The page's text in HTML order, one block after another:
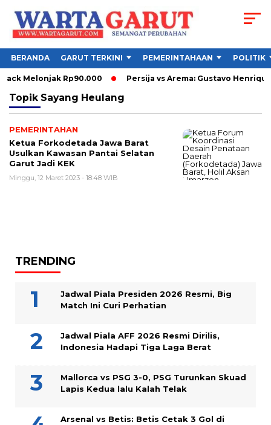
BERANDA GARUT TERKINI PEMERINTAHAAN POLITIK
Melonjak Rp90.000 Persija vs Arema: Gustavo
Topik Sayang Heulang
PEMERINTAHAN
Ketua Forkodetada Jawa Barat
Usulkan Kawasan Pantai Selatan
Garut Jadi KEK
Minggu, 12 Maret 2023 - 18:48 WIB
TRENDING
Jadwal Piala Presiden 2026 Resmi, Big
Match Ini Curi Perhatian
Jadwal Piala AFF 2026 Resmi Dirilis,
Indonesia Hadapi Tiga Laga Berat
Mallorca vs PSG 3-0, PSG Turunkan Skuad
Lapis Kedua lalu Kalah Telak
Arsenal vs Betis: Betis Cetak 3 Gol di